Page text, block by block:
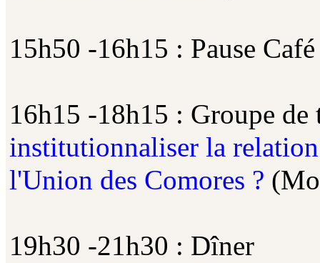
15h50 -16h15 : Pause Café
16h15 -18h15 : Groupe
institutionnaliser la
l'Union des Comores ?
19h30 -21h30 : Dîner